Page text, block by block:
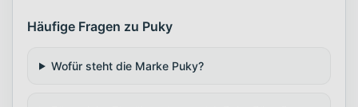
Häufige Fragen zu Puky
Wofür steht die Marke Puky?